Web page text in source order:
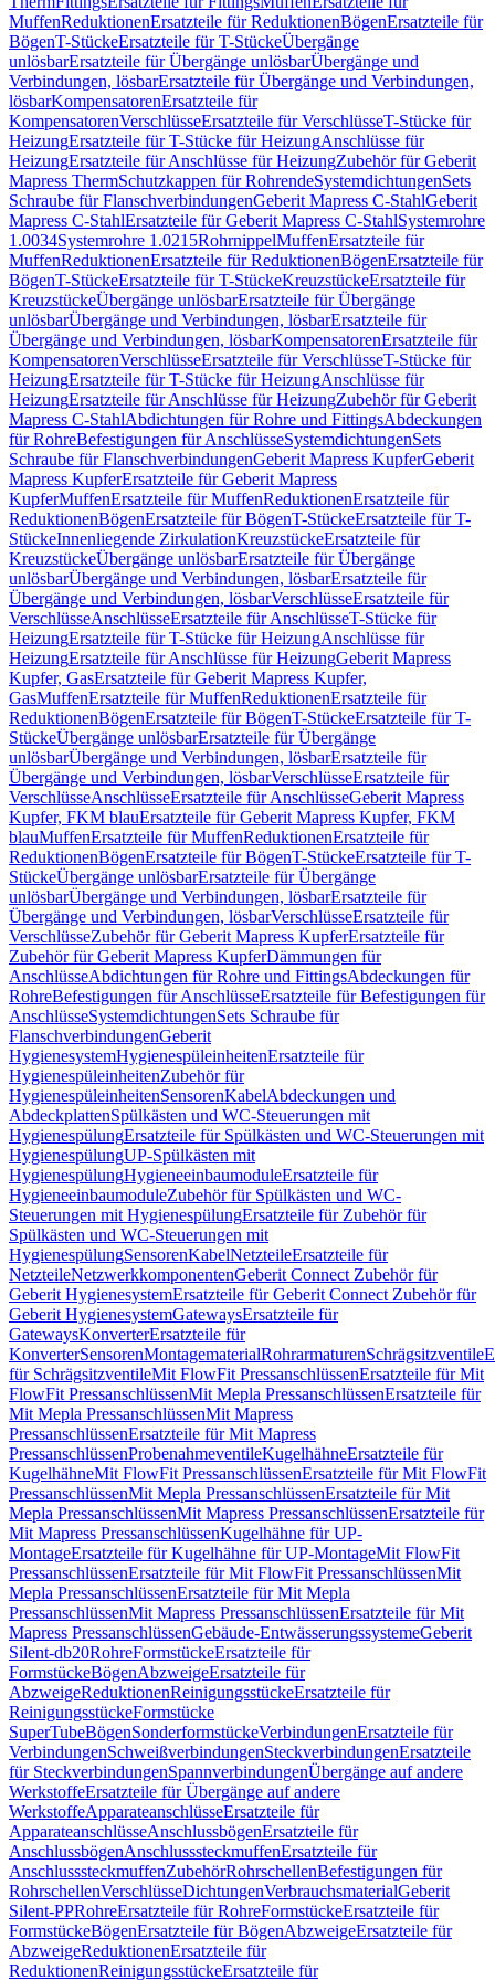
MuffenReduktionenErsatzteile für ReduktionenBögenErsatzteile für
BögenT-StückeErsatzteile für T-StückeÜbergänge
unlösbarErsatzteile für Übergänge unlösbarÜbergänge und
Verbindungen, lösbarErsatzteile für Übergänge und Verbindungen,
lösbarKompensatorenErsatzteile für
KompensatorenVerschlüsseErsatzteile für VerschlüsseT-Stücke für
HeizungErsatzteile für T-Stücke für HeizungAnschlüsse für
HeizungErsatzteile für Anschlüsse für HeizungZubehör für Geberit
Mapress ThermSchutzkappen für RohrendeSystemdichtungenSets
Schraube für FlanschverbindungenGeberit Mapress C-StahlGeberit
Mapress C-StahlErsatzteile für Geberit Mapress C-StahlSystemrohre
1.0034Systemrohre 1.0215RohrnippelMuffenErsatzteile für
MuffenReduktionenErsatzteile für ReduktionenBögenErsatzteile für
BögenT-StückeErsatzteile für T-StückeKreuzstückeErsatzteile für
KreuzstückeÜbergänge unlösbarErsatzteile für Übergänge
unlösbarÜbergänge und Verbindungen, lösbarErsatzteile für
Übergänge und Verbindungen, lösbarKompensatorenErsatzteile für
KompensatorenVerschlüsseErsatzteile für VerschlüsseT-Stücke für
HeizungErsatzteile für T-Stücke für HeizungAnschlüsse für
HeizungErsatzteile für Anschlüsse für HeizungZubehör für Geberit
Mapress C-StahlAbdichtungen für Rohre und FittingsAbdeckungen
für RohreBefestigungen für AnschlüsseSystemdichtungenSets
Schraube für FlanschverbindungenGeberit Mapress KupferGeberit
Mapress KupferErsatzteile für Geberit Mapress
KupferMuffenErsatzteile für MuffenReduktionenErsatzteile für
ReduktionenBögenErsatzteile für BögenT-StückeErsatzteile für T-
StückeInnenliegende ZirkulationKreuzstückeErsatzteile für
KreuzstückeÜbergänge unlösbarErsatzteile für Übergänge
unlösbarÜbergänge und Verbindungen, lösbarErsatzteile für
Übergänge und Verbindungen, lösbarVerschlüsseErsatzteile für
VerschlüsseAnschlüsseErsatzteile für AnschlüsseT-Stücke für
HeizungErsatzteile für T-Stücke für HeizungAnschlüsse für
HeizungErsatzteile für Anschlüsse für HeizungGeberit Mapress
Kupfer, GasErsatzteile für Geberit Mapress Kupfer,
GasMuffenErsatzteile für MuffenReduktionenErsatzteile für
ReduktionenBögenErsatzteile für BögenT-StückeErsatzteile für T-
StückeÜbergänge unlösbarErsatzteile für Übergänge
unlösbarÜbergänge und Verbindungen, lösbarErsatzteile für
Übergänge und Verbindungen, lösbarVerschlüsseErsatzteile für
VerschlüsseAnschlüsseErsatzteile für AnschlüsseGeberit Mapress
Kupfer, FKM blauErsatzteile für Geberit Mapress Kupfer, FKM
blauMuffenErsatzteile für MuffenReduktionenErsatzteile für
ReduktionenBögenErsatzteile für BögenT-StückeErsatzteile für T-
StückeÜbergänge unlösbarErsatzteile für Übergänge
unlösbarÜbergänge und Verbindungen, lösbarErsatzteile für
Übergänge und Verbindungen, lösbarVerschlüsseErsatzteile für
VerschlüsseZubehör für Geberit Mapress KupferErsatzteile für
Zubehör für Geberit Mapress KupferDämmungen für
AnschlüsseAbdichtungen für Rohre und FittingsAbdeckungen für
RohreBefestigungen für AnschlüsseErsatzteile für Befestigungen für
AnschlüsseSystemdichtungenSets Schraube für
FlanschverbindungenGeberit
HygienesystemHygienespüleinheitenErsatzteile für
HygienespüleinheitenZubehör für
HygienespüleinheitenSensorenKabelAbdeckungen und
AbdeckplattenSpülkästen und WC-Steuerungen mit
HygienespülungErsatzteile für Spülkästen und WC-Steuerungen mit
HygienespülungUP-Spülkästen mit
HygienespülungHygieneeinbaumoduleErsatzteile für
HygieneeinbaumoduleZubehör für Spülkästen und WC-
Steuerungen mit HygienespülungErsatzteile für Zubehör für
Spülkästen und WC-Steuerungen mit
HygienespülungSensorenKabelNetzteileErsatzteile für
NetzteileNetzwerkkomponentenGeberit Connect Zubehör für
Geberit HygienesystemErsatzteile für Geberit Connect Zubehör für
Geberit HygienesystemGatewaysErsatzteile für
GatewaysKonverterErsatzteile für
KonverterSensorenMontagematerialRohrarmaturenSchrägsitzventile
für SchrägsitzventileMit FlowFit PressanschlüssenErsatzteile für Mit
FlowFit PressanschlüssenMit Mepla PressanschlüssenErsatzteile für
Mit Mepla PressanschlüssenMit Mapress
PressanschlüssenErsatzteile für Mit Mapress
PressanschlüssenProbenahmeventileKugelhähneErsatzteile für
KugelhähneMit FlowFit PressanschlüssenErsatzteile für Mit FlowFit
PressanschlüssenMit Mepla PressanschlüssenErsatzteile für Mit
Mepla PressanschlüssenMit Mapress PressanschlüssenErsatzteile für
Mit Mapress PressanschlüssenKugelhähne für UP-
MontageErsatzteile für Kugelhähne für UP-MontageMit FlowFit
PressanschlüssenErsatzteile für Mit FlowFit PressanschlüssenMit
Mepla PressanschlüssenErsatzteile für Mit Mepla
PressanschlüssenMit Mapress PressanschlüssenErsatzteile für Mit
Mapress PressanschlüssenGebäude-EntwässerungssystemeGeberit
Silent-db20RohreFormstückeErsatzteile für
FormstückeBögenAbzweigeErsatzteile für
AbzweigeReduktionenReinigungsstückeErsatzteile für
ReinigungsstückeFormstücke
SuperTubeBögenSonderformstückeVerbindungenErsatzteile für
VerbindungenSchweißverbindungenSteckverbindungenErsatzteile
für SteckverbindungenSpannverbindungenÜbergänge auf andere
WerkstoffeErsatzteile für Übergänge auf andere
WerkstoffeApparateanschlüsseErsatzteile für
ApparateanschlüsseAnschlussbögenErsatzteile für
AnschlussbögenAnschlusssteckmuffenErsatzteile für
AnschlusssteckmuffenZubehörRohrschellenBefestigungen für
RohrschellenVerschlüsseDichtungenVerbrauchsmaterialGeberit
Silent-PPRohreErsatzteile für RohreFormstückeErsatzteile für
FormstückeBögenErsatzteile für BögenAbzweigeErsatzteile für
AbzweigeReduktionenErsatzteile für
ReduktionenReinigungsstückeErsatzteile für